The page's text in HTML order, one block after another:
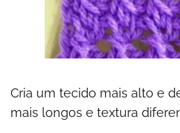
Cria um tecido mais alto e
mais longos e textura